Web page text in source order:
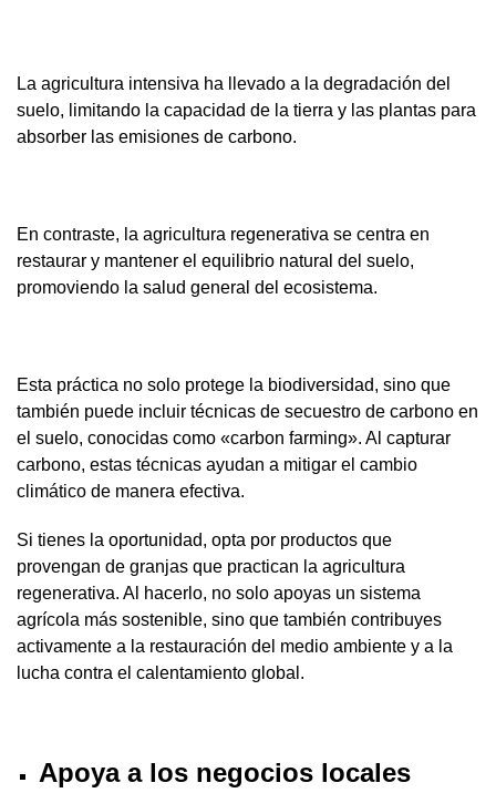
La agricultura intensiva ha llevado a la degradación del
suelo, limitando la capacidad de la tierra y las plantas para
absorber las emisiones de carbono.
En contraste, la agricultura regenerativa se centra en
restaurar y mantener el equilibrio natural del suelo,
promoviendo la salud general del ecosistema.
Esta práctica no solo protege la biodiversidad, sino que
también puede incluir técnicas de secuestro de carbono en
el suelo, conocidas como «carbon farming». Al capturar
carbono, estas técnicas ayudan a mitigar el cambio
climático de manera efectiva.
Si tienes la oportunidad, opta por productos que
provengan de granjas que practican la agricultura
regenerativa. Al hacerlo, no solo apoyas un sistema
agrícola más sostenible, sino que también contribuyes
activamente a la restauración del medio ambiente y a la
lucha contra el calentamiento global.
Apoya a los negocios locales